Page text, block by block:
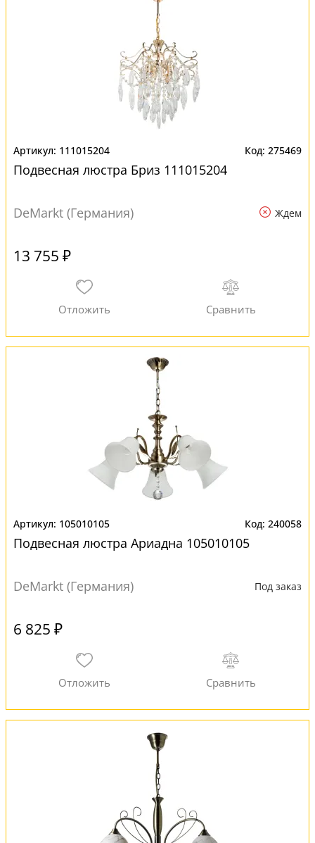
111015204 275469
Подвесная люстра Бриз 111015204
DeMarkt (Германия) Ждем
13 755 ₽
105010105 240058
Подвесная люстра Ариадна 105010105
DeMarkt (Германия) Под заказ
6 825 ₽